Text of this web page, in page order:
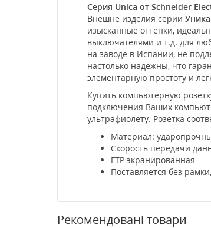
Серия Unica от Schneider
Внешне изделия серии Уника
изысканные оттенки,
выключателями и т.д. для
на заводе в Испании, не
настолько надежны, что
элементарную простоту и
Купить компьютерную
подключения Ваших
ультрафиолету. Розетка
Материал:
Скорость передачи
FTP экранированная
Поставляется без
Рекомендовані товари